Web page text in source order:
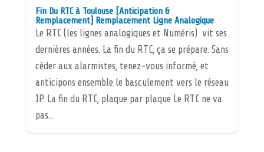
Fin Du RTC à Toulouse [Anticipation &
Remplacement] Remplacement Ligne Analogique
Le RTC (les lignes analogiques et Numéris) vit ses
dernières années. La fin du RTC, ça se prépare. Sans
céder aux alarmistes, tenez-vous informé, et
anticipons ensemble le basculement vers le réseau
IP. La fin du RTC, plaque par plaque Le RTC ne va
pas...